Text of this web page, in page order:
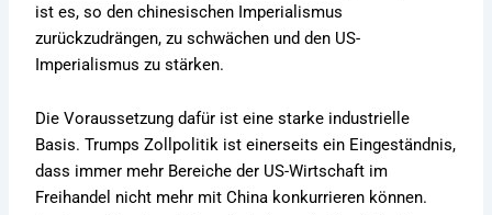
ist es, so den chinesischen Imperialismus
zurückzudrängen, zu schwächen und den US-
Imperialismus zu stärken.
Die Voraussetzung dafür ist eine starke industrielle
Basis. Trumps Zollpolitik ist einerseits ein Eingeständnis,
dass immer mehr Bereiche der US-Wirtschaft im
Freihandel nicht mehr mit China konkurrieren können.